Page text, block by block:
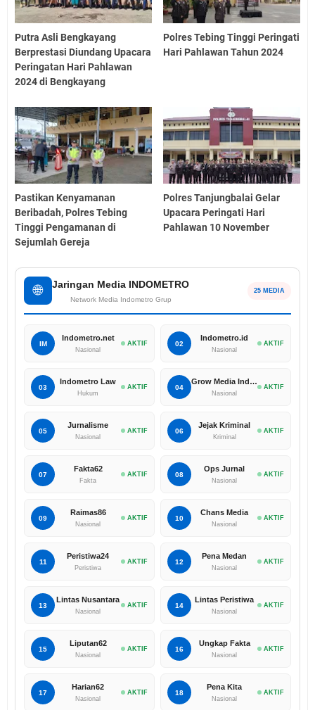
Putra Asli Bengkayang
Berprestasi Diundang Upacara
Peringatan Hari Pahlawan
2024 di Bengkayang
Polres Tebing Tinggi Peringati
Hari Pahlawan Tahun 2024
Pastikan Kenyamanan
Beribadah, Polres Tebing
Tinggi Pengamanan di
Sejumlah Gereja
Polres Tanjungbalai Gelar
Upacara Peringati Hari
Pahlawan 10 November
🌐 Jaringan Media INDOMETRO
Network Media Indometro Grup
25 MEDIA
IM
Indometro.net
Nasional
AKTIF 02
Indometro.id
Nasional
AKTIF
03
Indometro Law
Hukum
AKTIF 04
Grow Media Indonesia
Nasional
AKTIF
05
Jurnalisme
Nasional
AKTIF 06
Jejak Kriminal
Kriminal
AKTIF
07
Fakta62
Fakta
AKTIF 08
Ops Jurnal
Nasional
AKTIF
09
Raimas86
Nasional
AKTIF 10
Chans Media
Nasional
AKTIF
11
Peristiwa24
Peristiwa
AKTIF 12
Pena Medan
Nasional
AKTIF
13
Lintas Nusantara
Nasional
AKTIF 14
Lintas Peristiwa
Nasional
AKTIF
15
Liputan62
Nasional
AKTIF 16
Ungkap Fakta
Nasional
AKTIF
17
Harian62
Nasional
AKTIF 18
Pena Kita
Nasional
AKTIF